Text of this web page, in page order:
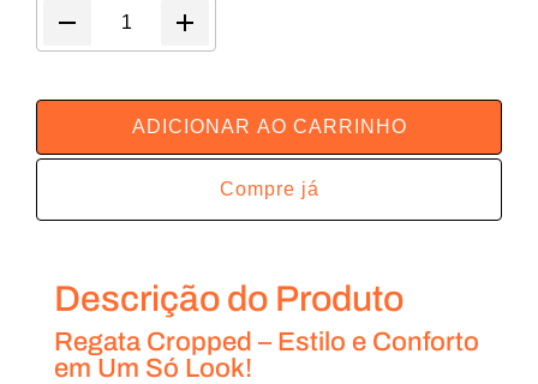
ADICIONAR AO CARRINHO
Compre já
Descrição do Produto
Regata Cropped – Estilo e Conforto
em Um Só Look!